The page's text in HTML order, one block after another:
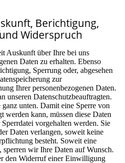
Berichtigung,
Widerspruch
Auskunft über Ihre bei uns
Daten zu erhalten. Ebenso
Sperrung oder, abgesehen
zur
Ihrer personenbezogenen Daten.
unseren Datenschutzbeauftragten.
unten. Damit eine Sperre von
werden kann, müssen diese Daten
vorgehalten werden. Sie
Daten verlangen, soweit keine
besteht. Soweit eine
sperren wir Ihre Daten auf Wunsch.
den Widerruf einer Einwilligung